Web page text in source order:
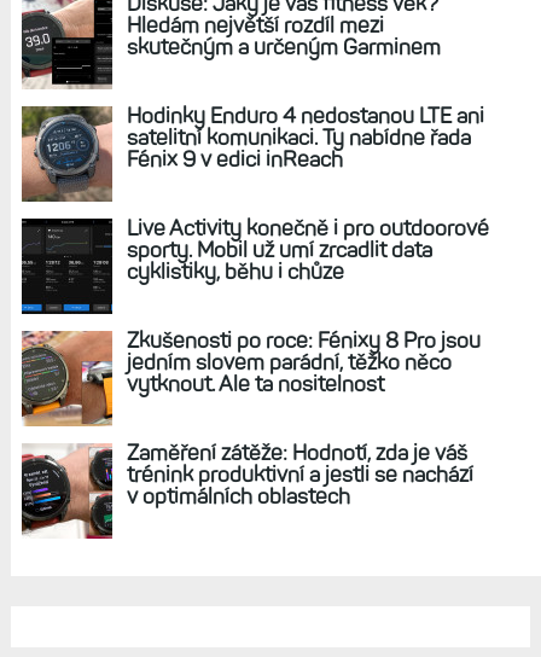
REKLAMA
AKTUÁLNĚ NA BLOGU
Hledám největší rozdíl mezi
skutečným a určeným Garminem
satelitní komunikaci. Ty nabídne řada
Fénix 9 v edici inReach